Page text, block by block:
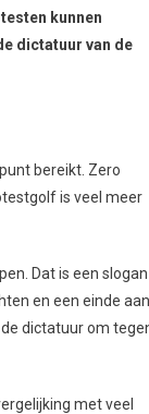
kunnen
dictatuur van de
bereikt. Zero
is veel meer
Dat is een slogan
en een einde aan
dictatuur om
met veel